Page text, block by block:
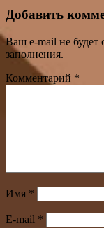
Добавить
Ваш e-mail не будет
заполнения.
Комментарий *
Имя *
E-mail *